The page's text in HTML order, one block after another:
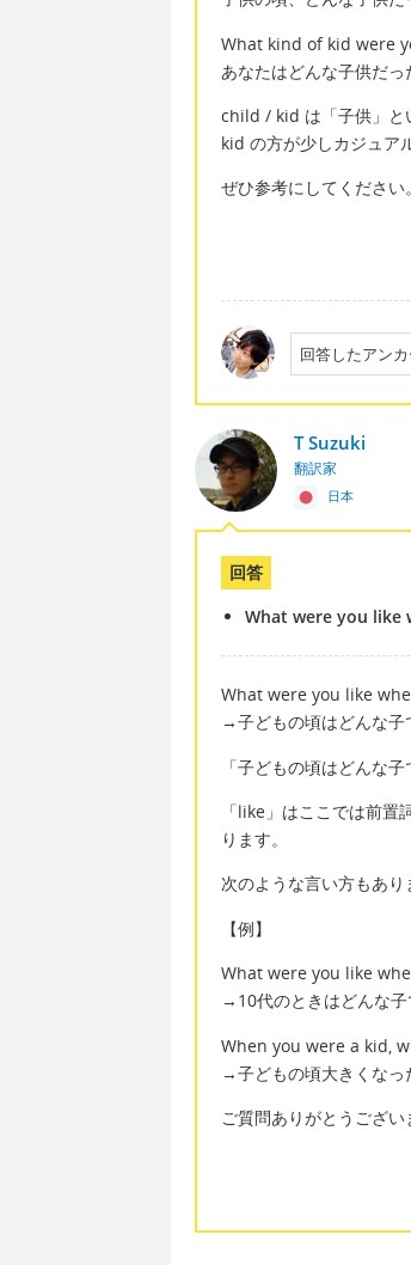
What kind of kid were
あなたはどんな子供だっ
child / kid は「子供」と
kid の方が少しカジュア
ぜひ参考にしてください。
回答したアン
T Suzuki
翻訳家
日本
回答
What were you like
What were you like
→子どもの頃はどんな子
「子どもの頃はどんな
「like」はここでは前
ります。
次のような言い方もあり
【例】
What were you like
→10代のときはどんな子
When you were a kid,
→子どもの頃大きくなっ
ご質問ありがとうござい